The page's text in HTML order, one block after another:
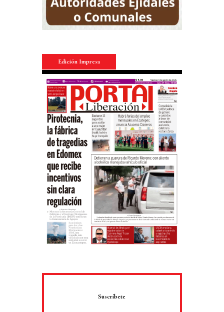
Edición Impresa
Suscríbete